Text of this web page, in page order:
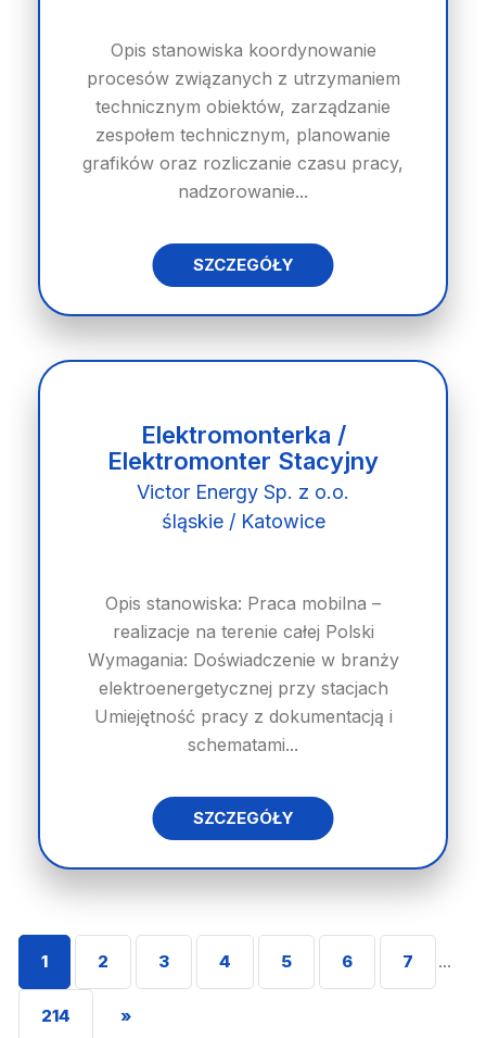
Opis stanowiska koordynowanie
procesów związanych z utrzymaniem
technicznym obiektów, zarządzanie
zespołem technicznym, planowanie
grafików oraz rozliczanie czasu pracy,
nadzorowanie...
SZCZEGÓŁY
Elektromonterka /
Elektromonter Stacyjny
Victor Energy Sp. z o.o.
śląskie / Katowice
Opis stanowiska: Praca mobilna –
realizacje na terenie całej Polski
Wymagania: Doświadczenie w branży
elektroenergetycznej przy stacjach
Umiejętność pracy z dokumentacją i
schematami...
SZCZEGÓŁY
1 2 3 4 5 6 7 ...
214 »